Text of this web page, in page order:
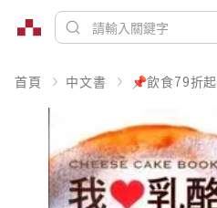
首頁 中文書 📌飲食79折起